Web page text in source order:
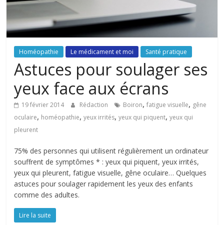
Homéopathie Le médicament et moi Santé pratique
Astuces pour soulager ses
yeux face aux écrans
19 février 2014 Rédaction Boiron,fatigue visuelle, gêne
oculaire, homéopathie,yeux irrités,yeux qui piquent,yeux qui
pleurent
75% des personnes qui utilisent régulièrement un ordinateur
souffrent de symptômes * : yeux qui piquent, yeux irrités,
yeux qui pleurent, fatigue visuelle, gêne oculaire… Quelques
astuces pour soulager rapidement les yeux des enfants
comme des adultes.
Lire la suite